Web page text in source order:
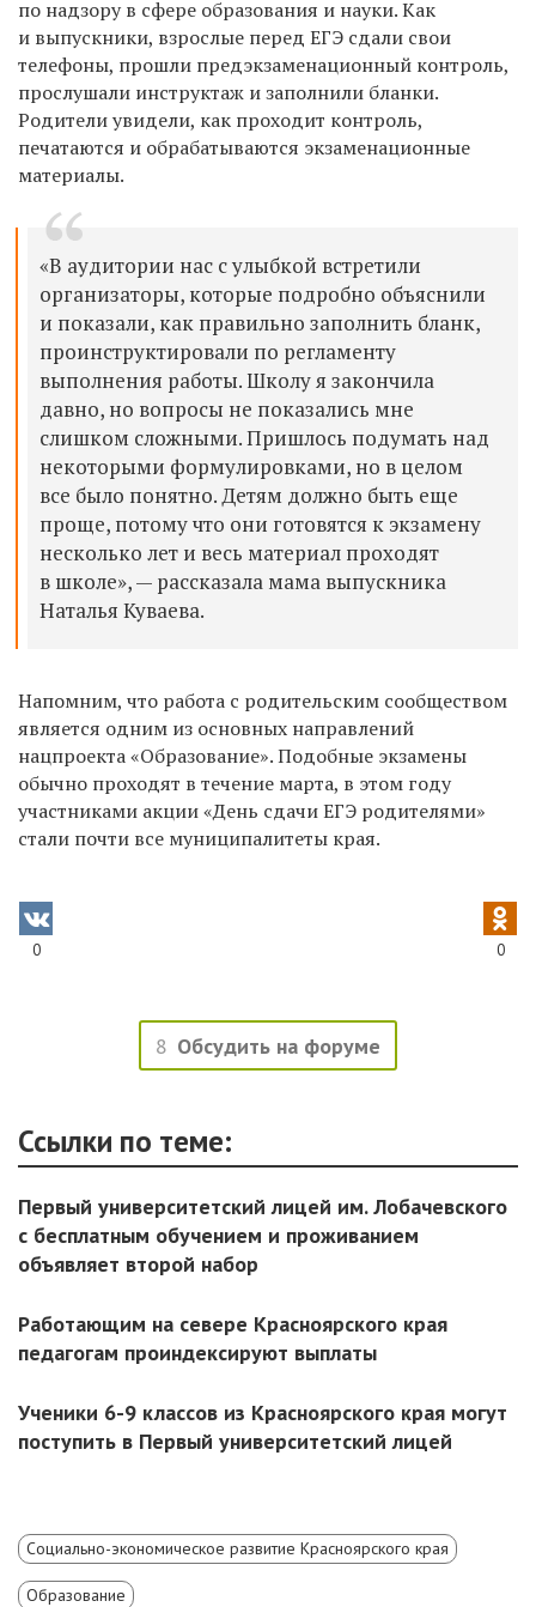
по надзору в сфере образования и науки. Как
и выпускники, взрослые перед ЕГЭ сдали свои
телефоны, прошли предэкзаменационный контроль,
прослушали инструктаж и заполнили бланки.
Родители увидели, как проходит контроль,
печатаются и обрабатываются экзаменационные
материалы.
«В аудитории нас с улыбкой встретили
организаторы, которые подробно объяснили
и показали, как правильно заполнить бланк,
проинструктировали по регламенту
выполнения работы. Школу я закончила
давно, но вопросы не показались мне
слишком сложными. Пришлось подумать над
некоторыми формулировками, но в целом
все было понятно. Детям должно быть еще
проще, потому что они готовятся к экзамену
несколько лет и весь материал проходят
в школе», — рассказала мама выпускника
Наталья Куваева.
Напомним, что работа с родительским сообществом
является одним из основных направлений
нацпроекта «Образование». Подобные экзамены
обычно проходят в течение марта, в этом году
участниками акции «День сдачи ЕГЭ родителями»
стали почти все муниципалитеты края.
0 0
8 Обсудить на форуме
Ссылки по теме:
Первый университетский лицей им. Лобачевского
с бесплатным обучением и проживанием
объявляет второй набор
Работающим на севере Красноярского края
педагогам проиндексируют выплаты
Ученики 6-9 классов из Красноярского края могут
поступить в Первый университетский лицей
Социально-экономическое развитие Красноярского края
Образование